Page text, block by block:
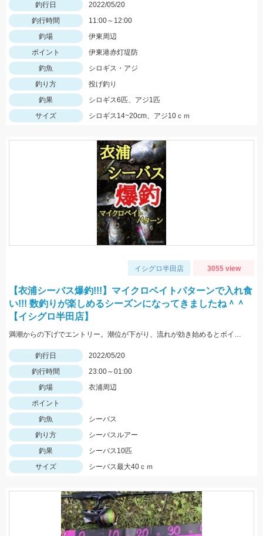
釣行日
2022/05/20
釣行時間
11:00～12:00
釣場
伊東周辺
ポイント
伊東港赤灯堤防
釣魚
シロギス・アジ
釣り方
投げ釣り
釣果
シロギス6匹、アジ1匹
サイズ
シロギス14~20cm、アジ10ｃｍ
イシグロ半田店 3055 view
【衣浦シーバス爆釣!!!】マイクロベイトパターンで入れ食
い!!! 数釣りが楽しめるシーズンになってきましたね＾＾
【イシグロ半田店】
満潮からの下げでエントリー。潮位が下がり、流れが効き始めるとボイル多数。小型ルアーでスローで巻くと効果的でした。
釣行日
2022/05/20
釣行時間
23:00～01:00
釣場
衣浦周辺
ポイント
釣魚
シーバス
釣り方
シーバスルアー
釣果
シーバス10匹
サイズ
シーバス最大40ｃｍ